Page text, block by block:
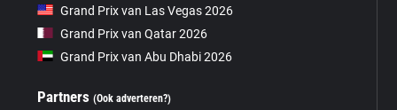
Grand Prix van Las Vegas 2026
Grand Prix van Qatar 2026
Grand Prix van Abu Dhabi 2026
Partners(Ook adverteren?)